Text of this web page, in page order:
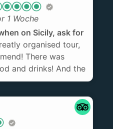
1 Woche
on Sicily, ask for
organised tour,
There was
and drinks! And the
who is the king!